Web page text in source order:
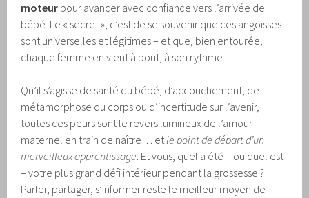
moteur pour avancer avec confiance vers l’arrivée de
bébé. Le « secret », c’est de se souvenir que ces angoisses
sont universelles et légitimes – et que, bien entourée,
chaque femme en vient à bout, à son rythme.
Qu’il s’agisse de santé du bébé, d’accouchement, de
métamorphose du corps ou d’incertitude sur l’avenir,
toutes ces peurs sont le revers lumineux de l’amour
maternel en train de naître… etle point de départ d’un
merveilleux apprentissage. Et vous, quel a été – ou quel est
– votre plus grand défi intérieur pendant la grossesse ?
Parler, partager, s’informer reste le meilleur moyen de